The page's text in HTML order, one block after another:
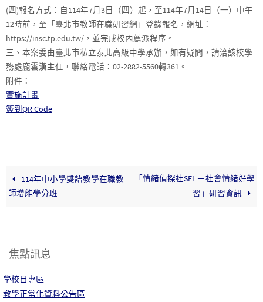
(四)報名方式：自114年7月3日（四）起，至114年7月14日（一）中午
12時前，至「臺北市教師在職研習網」登錄報名，網址：
https://insc.tp.edu.tw/，並完成校內薦派程序。
三、本案委由臺北市私立泰北高級中學承辦，如有疑問，請洽該校學
務處龐雲漢主任，聯絡電話：02-2882-5560轉361。
附件：
實施計畫
簽到QR Code
114年中小學雙語教學在職教
師增能學分班
「情緒偵探社SEL ─ 社會情緒好學
習」研習資訊
焦點訊息
學校日專區
教學正常化資料公告區